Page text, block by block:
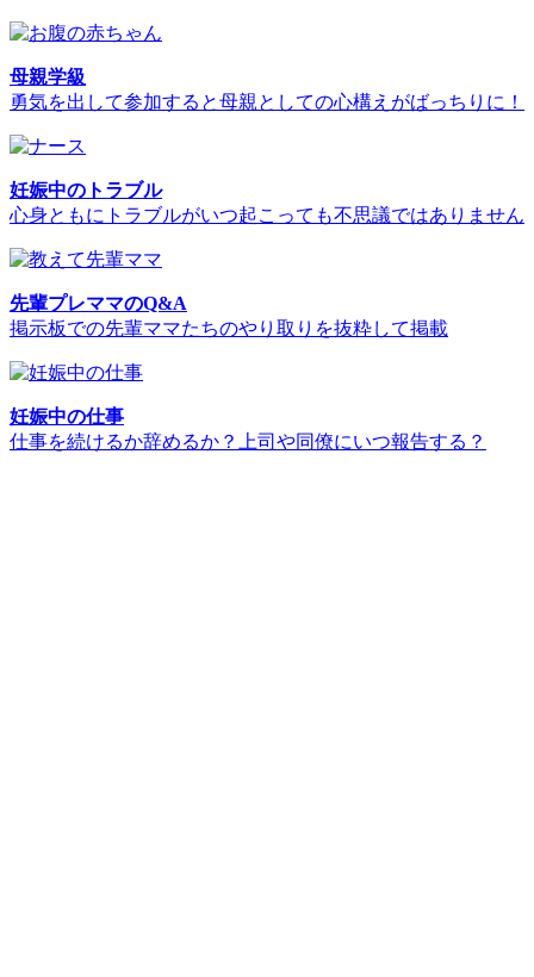
母親学級
勇気を出して参加すると母親としての心構えがばっちりに！
妊娠中のトラブル
心身ともにトラブルがいつ起こっても不思議ではありません
先輩プレママのQ&A
掲示板での先輩ママたちのやり取りを抜粋して掲載
妊娠中の仕事
仕事を続けるか辞めるか？上司や同僚にいつ報告する？